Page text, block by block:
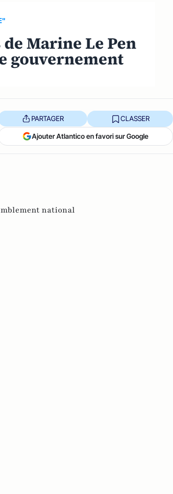
Marine Le Pen
gouvernement
PARTAGER CLASSER
Ajouter Atlantico en favori sur Google
national